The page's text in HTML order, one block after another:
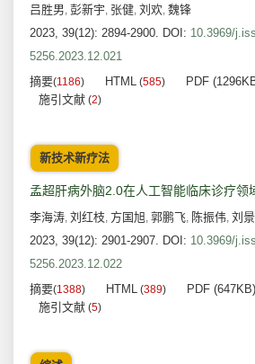
吕胜男, 彭新宇, 张健, 刘欢, 魏锋
2023, 39(12): 2894-2900. DOI: 10.3969/
5256.2023.12.021
摘要(1186) HTML (585) PDF
施引文献 (2)
新技术新疗法
孟超肝病外脑2.0在人工智能临床诊疗领
李海涛, 刘红枝, 方国旭, 郭鹏飞, 陈振伟, 刘
2023, 39(12): 2901-2907. DOI: 10.3969/
5256.2023.12.022
摘要(1388) HTML (389) PDF (647KB)
施引文献 (5)